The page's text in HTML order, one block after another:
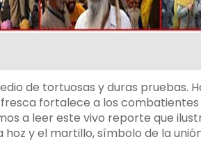
de tortuosas y duras pruebas.
fortalece a los
a leer este vivo reporte que
y el martillo, símbolo de la